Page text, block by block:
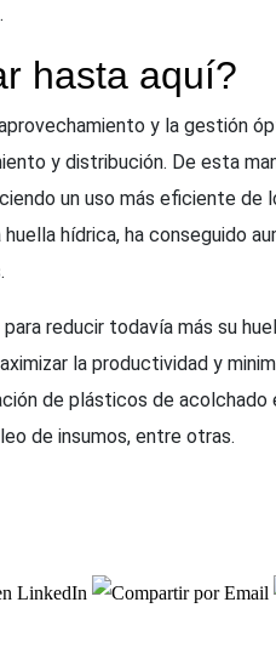
hasta aquí?
y la gestión
y distribución. De esta
un uso más eficiente de
hídrica, ha conseguido
reducir todavía más su
la productividad y
de plásticos de acolchado
de insumos, entre otras.